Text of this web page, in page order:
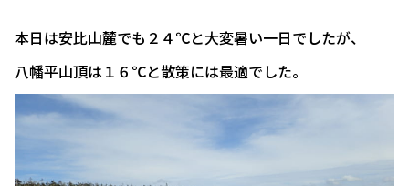
本日は安比山麓でも２４℃と大変暑い一日でしたが、
八幡平山頂は１６℃と散策には最適でした。